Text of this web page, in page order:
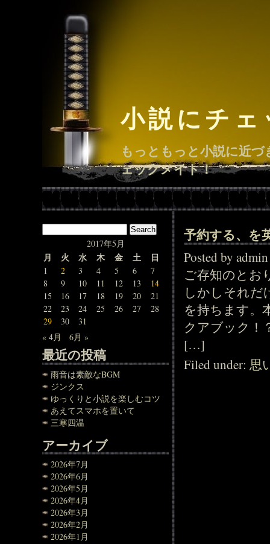
小説にチ
もっともっと小説に近
ェックメイト！
2017年5月
月 火 水 木 金 土 日
1 2 3 4 5 6
7
8
9 10 11 12 13
14
15
16 17 18 19 20
21
22
23 24 25 26 27
28
29
30
31
« 4月
6月 »
最近の投稿
雨音は素敵なBGM
ジンクス
ゆっくりと小説を楽しむコツ
あえてスマホを置いて
三寒四温
アーカイブ
2026年7月
2026年6月
2026年5月
2026年4月
2026年3月
2026年2月
2026年1月
予約する、を
Posted by
ご存知のとお
しかしそれだ
を持ちます。
クアブック！
[…]
Filed under:思